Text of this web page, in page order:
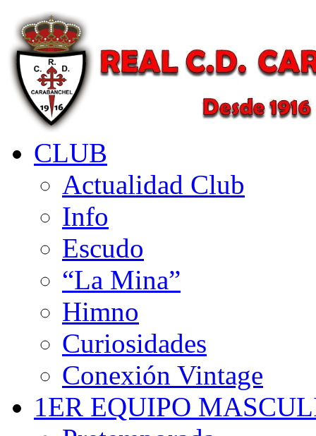
CLUB
Actualidad Club
Info
Escudo
“La Mina”
Himno
Curiosidades
Conexión Vintage
1ER EQUIPO